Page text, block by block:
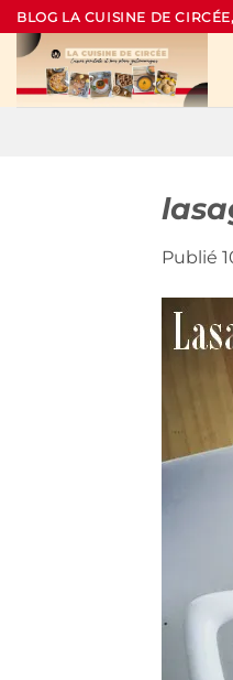
Passer
au
contenu
BLOG LA CUISINE DE
Publié